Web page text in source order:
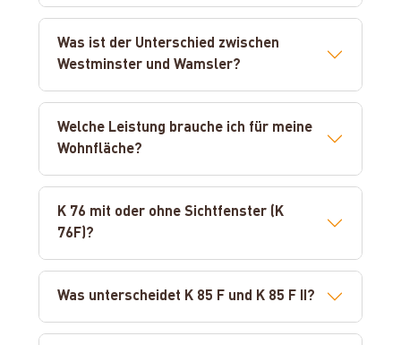
Was ist der Unterschied zwischen
Westminster und Wamsler?
Welche Leistung brauche ich für meine
Wohnfläche?
K 76 mit oder ohne Sichtfenster (K
76F)?
Was unterscheidet K 85 F und K 85 F II?